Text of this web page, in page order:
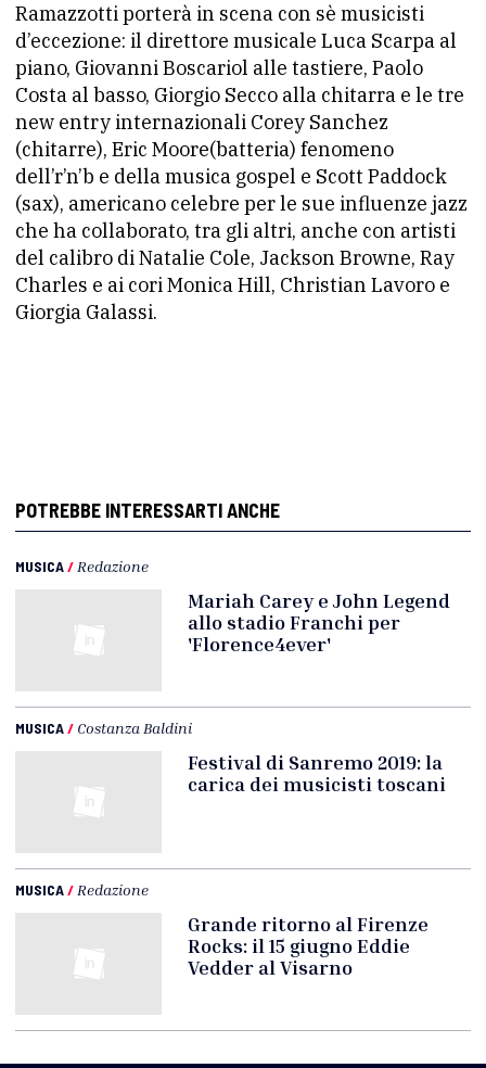
Ramazzotti porterà in scena con sè musicisti
d’eccezione: il direttore musicale Luca Scarpa al
piano, Giovanni Boscariol alle tastiere, Paolo
Costa al basso, Giorgio Secco alla chitarra e le tre
new entry internazionali Corey Sanchez
(chitarre), Eric Moore(batteria) fenomeno
dell’r’n’b e della musica gospel e Scott Paddock
(sax), americano celebre per le sue influenze jazz
che ha collaborato, tra gli altri, anche con artisti
del calibro di Natalie Cole, Jackson Browne, Ray
Charles e ai cori Monica Hill, Christian Lavoro e
Giorgia Galassi.
POTREBBE INTERESSARTI ANCHE
MUSICA/ Redazione
Mariah Carey e John Legend
allo stadio Franchi per
'Florence4ever'
MUSICA/ Costanza Baldini
Festival di Sanremo 2019: la
carica dei musicisti toscani
MUSICA/ Redazione
Grande ritorno al Firenze
Rocks: il 15 giugno Eddie
Vedder al Visarno